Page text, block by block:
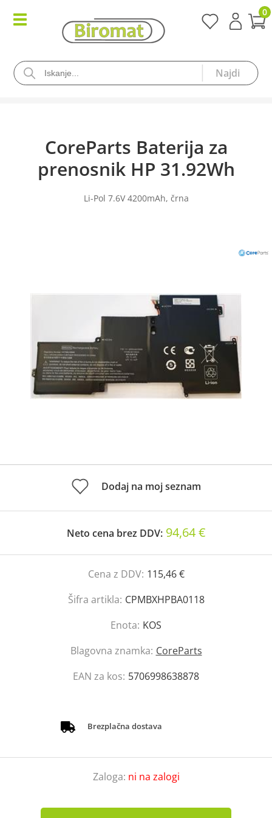
0
CoreParts Baterija za
prenosnik HP 31.92Wh
Li-Pol 7.6V 4200mAh, črna
Dodaj na moj seznam
Neto cena brez DDV: 94,64 €
Cena z DDV: 115,46 €
Šifra artikla: CPMBXHPBA0118
Enota: KOS
Blagovna znamka: CoreParts
EAN za kos: 5706998638878
Brezplačna dostava
Zaloga: ni na zalogi